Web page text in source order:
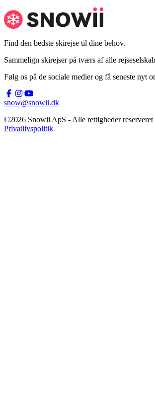
Find den bedste skirejse til dine behov.
Sammelign skirejser på tværs af alle
Følg os på de sociale medier og få seneste nyt
snow@snowii.dk
©2026 Snowii ApS - Alle rettigheder
Privatlivspolitik